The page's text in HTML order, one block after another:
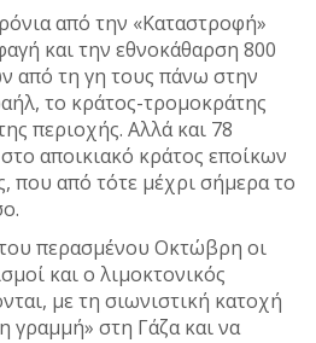
από την «Καταστροφή»
και την εθνοκάθαρση 800
από τη γη τους πάνω στην
το κράτος-τρομοκράτης
περιοχής. Αλλά και 78
αποικιακό κράτος εποίκων
που από τότε μέχρι σήμερα το
περασμένου Οκτώβρη οι
και ο λιμοκτονικός
με τη σιωνιστική κατοχή
γραμμή» στη Γάζα και να